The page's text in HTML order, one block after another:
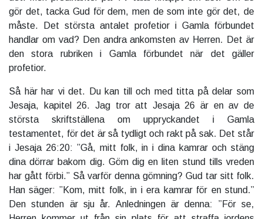
gör det, tacka Gud för dem, men de som inte gör det, de
måste. Det största antalet profetior i Gamla förbundet
handlar om vad? Den andra ankomsten av Herren. Det är
den stora rubriken i Gamla förbundet när det gäller
profetior.
Så här har vi det. Du kan till och med titta på delar som
Jesaja, kapitel 26. Jag tror att Jesaja 26 är en av de
största skriftställena om uppryckandet i Gamla
testamentet, för det är så tydligt och rakt på sak. Det står
i Jesaja 26:20: ”Gå, mitt folk, in i dina kamrar och stäng
dina dörrar bakom dig. Göm dig en liten stund tills vreden
har gått förbi.” Så varför denna gömning? Gud tar sitt folk.
Han säger: ”Kom, mitt folk, in i era kamrar för en stund.”
Den stunden är sju år. Anledningen är denna: ”För se,